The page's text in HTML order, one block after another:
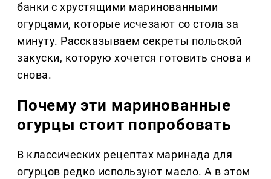
банки с хрустящими маринованными
огурцами, которые исчезают со стола за
минуту. Рассказываем секреты польской
закуски, которую хочется готовить снова и
снова.
Почему эти маринованные
огурцы стоит попробовать
В классических рецептах маринада для
огурцов редко используют масло. А в этом